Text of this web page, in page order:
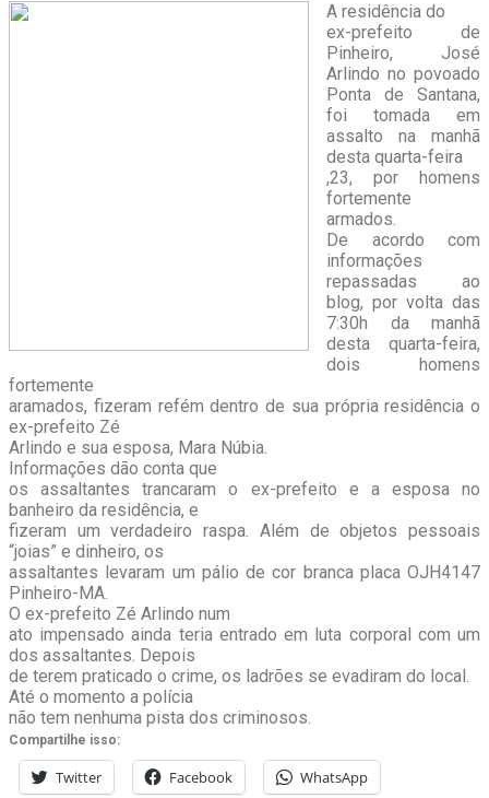
A residência do
ex-prefeito de
Pinheiro, José
Arlindo no povoado
Ponta de Santana,
foi tomada em
assalto na manhã
desta quarta-feira
,23, por homens
fortemente
armados.
De acordo com
informações
repassadas ao
blog, por volta das
7:30h da manhã
desta quarta-feira,
dois homens
fortemente
aramados, fizeram refém dentro de sua própria residência o
ex-prefeito Zé
Arlindo e sua esposa, Mara Núbia.
Informações dão conta que
os assaltantes trancaram o ex-prefeito e a esposa no
banheiro da residência, e
fizeram um verdadeiro raspa. Além de objetos pessoais
“joias” e dinheiro, os
assaltantes levaram um pálio de cor branca placa OJH4147
Pinheiro-MA.
O ex-prefeito Zé Arlindo num
ato impensado ainda teria entrado em luta corporal com um
dos assaltantes. Depois
de terem praticado o crime, os ladrões se evadiram do local.
Até o momento a polícia
não tem nenhuma pista dos criminosos.
Compartilhe isso:
Twitter Facebook WhatsApp